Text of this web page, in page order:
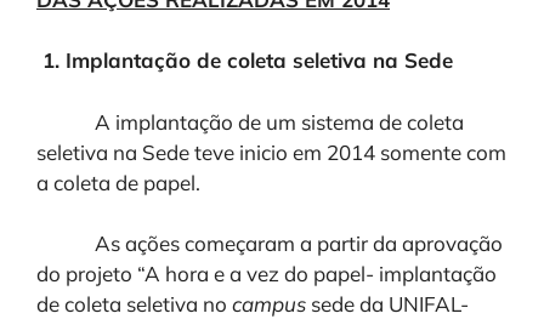
1. Implantação de coleta seletiva na Sede
A implantação de um sistema de coleta
seletiva na Sede teve inicio em 2014 somente com
a coleta de papel.
As ações começaram a partir da aprovação
do projeto “A hora e a vez do papel- implantação
de coleta seletiva no campus sede da UNIFAL-